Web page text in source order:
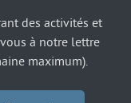
des activités et
à notre lettre
maximum).